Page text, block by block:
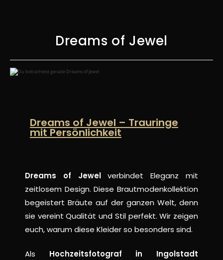
Dreams of Jewel
Dreams of Jewel – Trauringe
mit Persönlichkeit
Dreams of Jewelverbindet Eleganz mit
zeitlosem Design. Diese Brautmodenkollektion
begeistert Bräute auf der ganzen Welt, denn
sie vereint Qualität und Stil perfekt. Wir zeigen
euch, warum diese Kleider so besonders sind.
Als Hochzeitsfotograf in Ingolstadt